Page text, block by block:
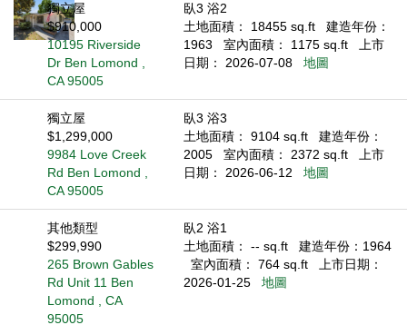
獨立屋
$910,000
10195 Riverside
Dr Ben Lomond ,
CA 95005
臥3 浴2
土地面積： 18455 sq.ft
建造年份：
1963
室內面積： 1175 sq.ft
上市
日期： 2026-07-08
地圖
獨立屋
$1,299,000
9984 Love Creek
Rd Ben Lomond ,
CA 95005
臥3 浴3
土地面積： 9104 sq.ft
建造年份：
2005
室內面積： 2372 sq.ft
上市
日期： 2026-06-12
地圖
其他類型
$299,990
265 Brown Gables
Rd Unit 11 Ben
Lomond , CA
95005
臥2 浴1
土地面積： -- sq.ft
建造年份：1964
室內面積： 764 sq.ft
上市日期：
2026-01-25
地圖